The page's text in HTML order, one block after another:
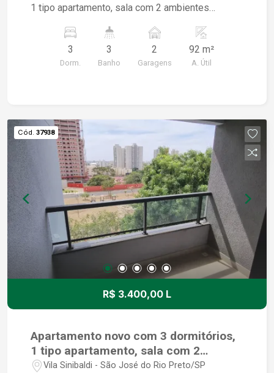
1 tipo apartamento, sala com 2 ambientes
planejado e 2 vagas de garagem. Próximo ao
Plaza Shopping.`
3
Dorm.
3
Banho
2
Garagens
92 m²
A. Útil
Cód. 37938
R$ 3.400,00 L
Apartamento novo com 3 dormitórios,
1 tipo apartamento, sala com 2
ambientes e 2 vagas de garagem.
Vila Sinibaldi - São José do Rio Preto/SP